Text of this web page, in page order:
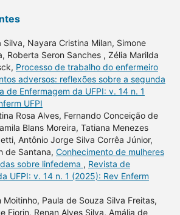
Silva, Nayara Cristina Milan, Simone
Roberta Seron Sanches , Zélia Marilda
Processo de trabalho do enfermeiro
adversos: reflexões sobre a segunda
de Enfermagem da UFPI: v. 14 n. 1
UFPI
Rosa Alves, Fernando Conceição de
Blans Moreira, Tatiana Menezes
Antônio Jorge Silva Corrêa Júnior,
de Santana, Conhecimento de mulheres
sobre linfedema , Revista de
UFPI: v. 14 n. 1 (2025): Rev Enferm
Moitinho, Paula de Souza Silva Freitas,
Fiorin, Renan Alves Silva, Amália de